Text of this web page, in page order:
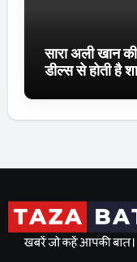
सारा अली खान
डील्स से होती है